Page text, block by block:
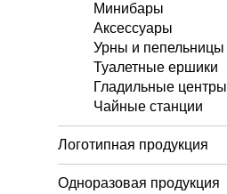
Минибары
Аксессуары
Урны и пепельницы
Туалетные ершики
Гладильные центры
Чайные станции
Логотипная продукция
Одноразовая продукция